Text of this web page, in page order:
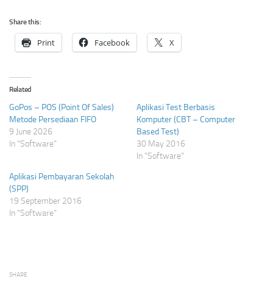
Share this:
Print Facebook X
Related
GoPos – POS (Point Of Sales)
Metode Persediaan FIFO
9 June 2026
In "Software"
Aplikasi Test Berbasis
Komputer (CBT – Computer
Based Test)
30 May 2016
In "Software"
Aplikasi Pembayaran Sekolah
(SPP)
19 September 2016
In "Software"
SHARE